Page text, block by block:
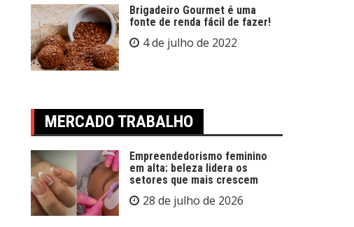
Brigadeiro Gourmet é uma
fonte de renda fácil de fazer!
4 de julho de 2022
MERCADO TRABALHO
Empreendedorismo feminino
em alta: beleza lidera os
setores que mais crescem
28 de julho de 2026